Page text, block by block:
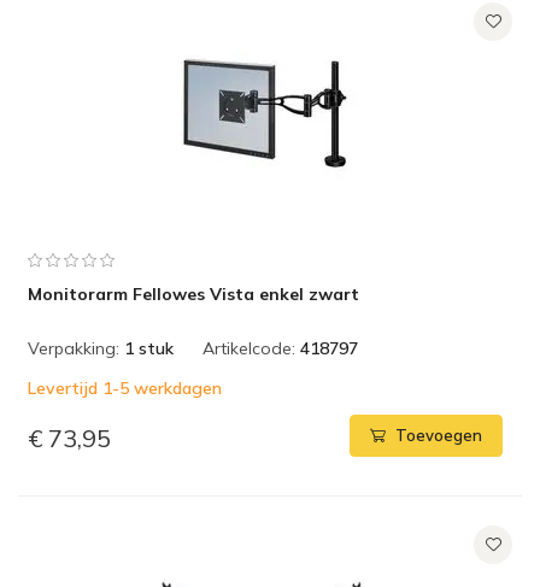
Monitorarm Fellowes Vista enkel zwart
Verpakking: 1 stuk Artikelcode: 418797
Levertijd 1-5 werkdagen
€ 73,95 Toevoegen